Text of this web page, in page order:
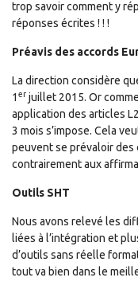
trop savoir comment y
réponses écrites ! ! !
Préavis des accords
La direction considère
1 er juillet 2015. Or
application des articles
3 mois s’impose. Cela
peuvent se prévaloir des
contrairement aux
Outils SHT
Nous avons relevé les
liées à l’intégration et
d’outils sans réelle
tout va bien dans le